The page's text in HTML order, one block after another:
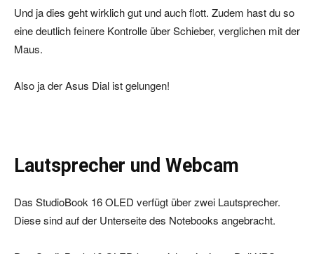
Und ja dies geht wirklich gut und auch flott. Zudem hast du so
eine deutlich feinere Kontrolle über Schieber, verglichen mit der
Maus.
Also ja der Asus Dial ist gelungen!
Lautsprecher und Webcam
Das StudioBook 16 OLED verfügt über zwei Lautsprecher.
Diese sind auf der Unterseite des Notebooks angebracht.